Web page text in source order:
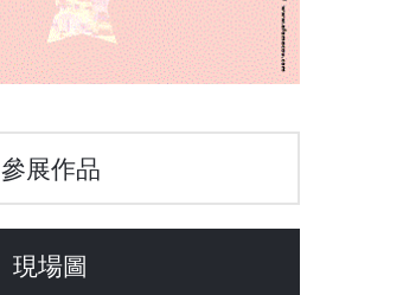
參展作品
現場圖